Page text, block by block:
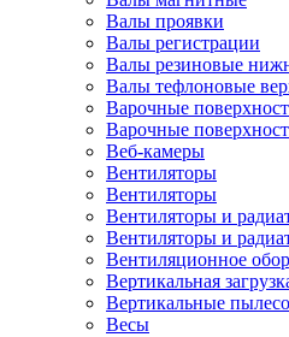
Валы проявки
Валы регистрации
Валы резиновые
Валы тефлоновые
Варочные
Варочные
Веб-камеры
Вентиляторы
Вентиляторы
Вентиляторы и
Вентиляторы и
Вентиляционное
Вертикальная
Вертикальные
Весы